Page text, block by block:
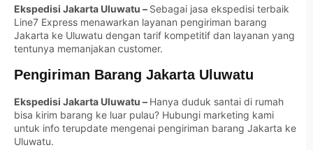
Ekspedisi Jakarta Uluwatu – Sebagai jasa ekspedisi terbaik
Line7 Express menawarkan layanan pengiriman barang
Jakarta ke Uluwatu dengan tarif kompetitif dan layanan yang
tentunya memanjakan customer.
Pengiriman Barang Jakarta Uluwatu
Ekspedisi Jakarta Uluwatu – Hanya duduk santai di rumah
bisa kirim barang ke luar pulau? Hubungi marketing kami
untuk info terupdate mengenai pengiriman barang Jakarta ke
Uluwatu.